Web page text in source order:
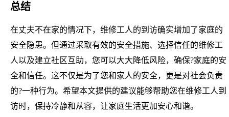
总结
在丈夫不在家的情况下，维修工人的到访确实增加了家庭的
安全隐患。但通过采取有效的安全措施、选择信任的维修工
人以及建立社区互助，您可以大大降低风险，确保?家庭的安
全和信任。这不仅是为了您和家人的安全，更是对社会负责
的?一种行为。希望本文提供的建议能够帮助您在维修工人到
访时，保持冷静和从容，让家庭生活更加安心和谐。